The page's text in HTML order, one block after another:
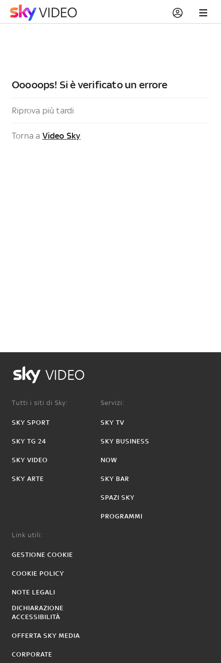
Ooooops! Si è verificato un errore
Riprova più tardi
Torna a Video Sky
VIDEO
Tutti i siti di Sky:
SKY SPORT
SKY TG 24
SKY VIDEO
SKY ARTE
Servizi:
SKY TV
SKY BUSINESS
NOW
SKY BAR
SPAZI SKY
PROGRAMMI
Link utili:
GESTIONE COOKIE
COOKIE POLICY
NOTE LEGALI
DICHIARAZIONE
ACCESSIBILITÀ
OFFERTA SKY MEDIA
CORPORATE